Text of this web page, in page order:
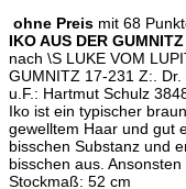
ohne Preis mit 68
IKO AUS DER GUMNITZ
nach \S LUKE VOM
GUMNITZ 17-231 Z:.
u.F.: Hartmut Schulz
Iko ist ein typischer
gewelltem Haar und gut
bisschen Substanz und
bisschen aus.
Stockmaß: 52 cm